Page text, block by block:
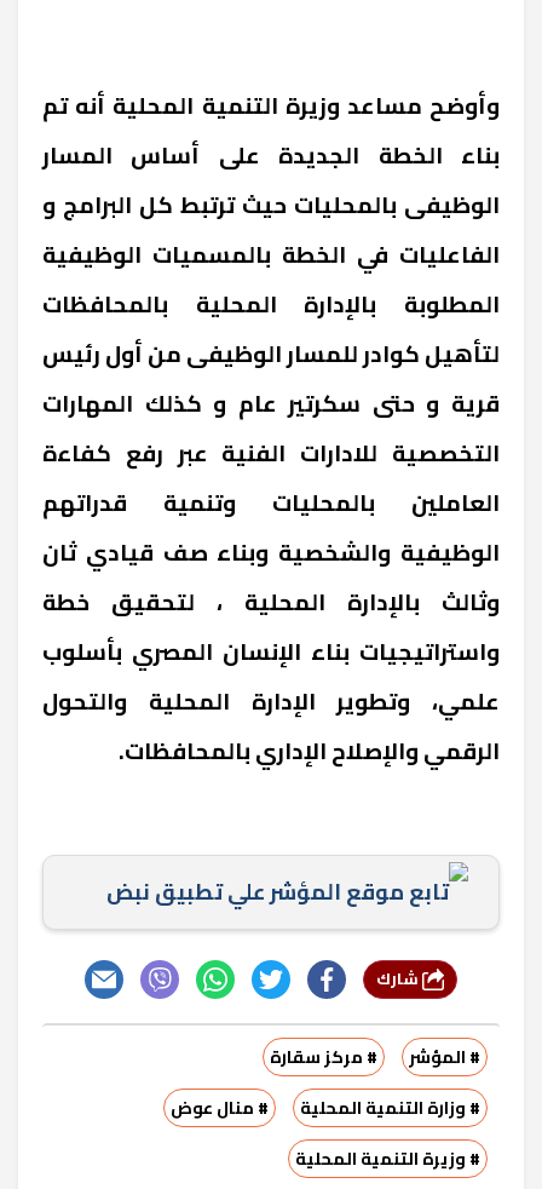
وأوضح مساعد وزيرة التنمية المحلية أنه تم
بناء الخطة الجديدة على أساس المسار
الوظيفى بالمحليات حيث ترتبط كل البرامج و
الفاعليات في الخطة بالمسميات الوظيفية
المطلوبة بالإدارة المحلية بالمحافظات
لتأهيل كوادر للمسار الوظيفى من أول رئيس
قرية و حتى سكرتير عام و كذلك المهارات
التخصصية للادارات الفنية عبر رفع كفاءة
العاملين بالمحليات وتنمية قدراتهم
الوظيفية والشخصية وبناء صف قيادي ثان
وثالث بالإدارة المحلية ، لتحقيق خطة
واستراتيجيات بناء الإنسان المصري بأسلوب
علمي، وتطوير الإدارة المحلية والتحول
الرقمي والإصلاح الإداري بالمحافظات.
تابع موقع المؤشر علي تطبيق نبض
# المؤشر
# مركز سقارة
# وزارة التنمية المحلية
# منال عوض
# وزيرة التنمية المحلية